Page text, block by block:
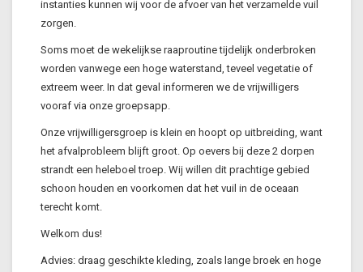
instanties kunnen wij voor de afvoer van het verzamelde vuil
zorgen.
Soms moet de wekelijkse raaproutine tijdelijk onderbroken
worden vanwege een hoge waterstand, teveel vegetatie of
extreem weer. In dat geval informeren we de vrijwilligers
vooraf via onze groepsapp.
Onze vrijwilligersgroep is klein en hoopt op uitbreiding, want
het afvalprobleem blijft groot. Op oevers bij deze 2 dorpen
strandt een heleboel troep. Wij willen dit prachtige gebied
schoon houden en voorkomen dat het vuil in de oceaan
terecht komt.
Welkom dus!
Advies: draag geschikte kleding, zoals lange broek en hoge